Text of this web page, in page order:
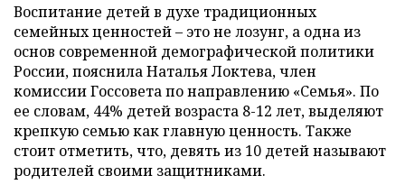
Воспитание детей в духе традиционных
семейных ценностей – это не лозунг, а одна из
основ современной демографической политики
России, пояснила Наталья Локтева, член
комиссии Госсовета по направлению «Семья». По
ее словам, 44% детей возраста 8-12 лет, выделяют
крепкую семью как главную ценность. Также
стоит отметить, что, девять из 10 детей называют
родителей своими защитниками.